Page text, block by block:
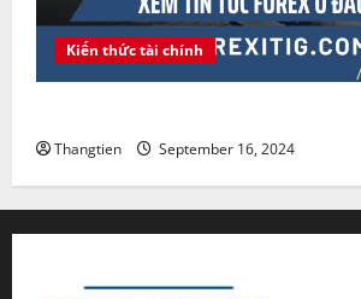
Kiến thức tài chính
Thangtien September 16, 2024